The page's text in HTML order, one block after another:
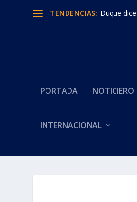
TENDENCIAS: Duque
PORTADA
INTERNACIONAL